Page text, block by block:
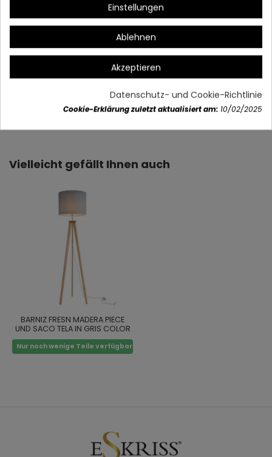
Artikeldetails
Vielleicht gefällt Ihnen auch
BARNIZ FRESN MADERA PIECE
UND SACO TELA IN GRIS COLOR
Nur noch wenige Teile verfügbar
Einstellungen
Ablehnen
Akzeptieren
Datenschutz- und Cookie-Richtlinie
Cookie-Erklärung zuletzt aktualisiert am: 10/02/2025